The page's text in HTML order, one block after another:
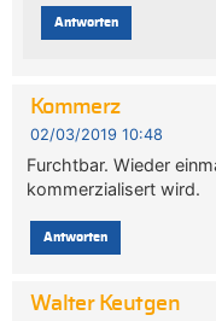
Antworten
Kommerz
02/03/2019 10:48
Furchtbar. Wieder
kommerzialisert wird.
Antworten
Walter Keutgen